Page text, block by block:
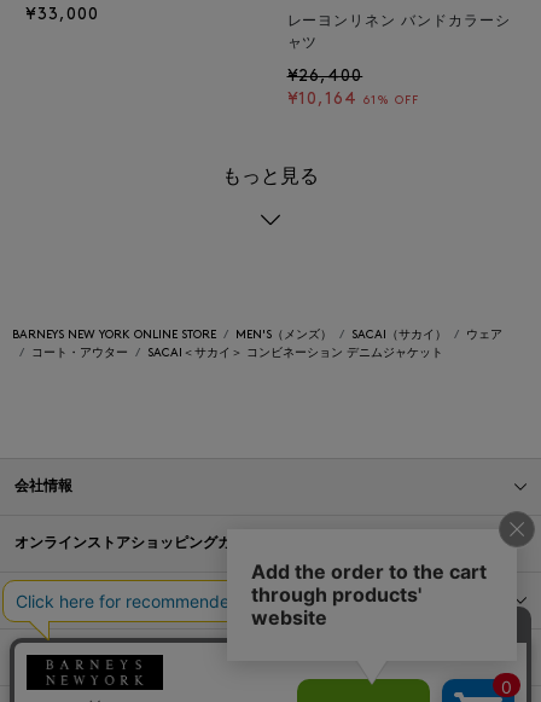
¥33,000
レーヨンリネン バンドカラーシ
ャツ
¥26,400
¥10,164
61% OFF
もっと見る
BARNEYS NEW YORK ONLINE STORE MEN'S（メンズ） SACAI（サカイ）
ウェア
コート・アウター
SACAI＜サカイ＞ コンビネーション デニムジャケット
会社情報
オンラインストアショッピングガイド
店舗情報
サービス